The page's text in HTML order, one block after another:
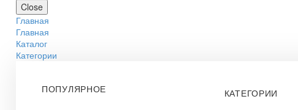
Close
Главная
Главная
Каталог
Категории
ПОПУЛЯРНОЕ
КАТЕГОРИИ